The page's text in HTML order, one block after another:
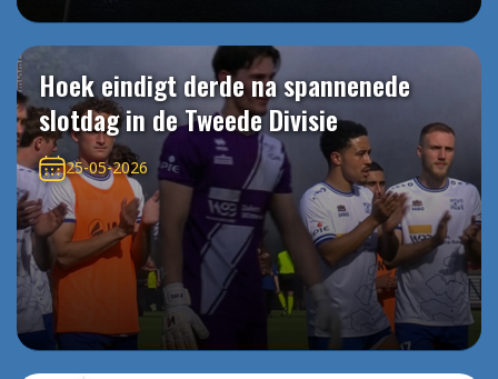
Hoek eindigt derde na spannenede
slotdag in de Tweede Divisie
25-05-2026